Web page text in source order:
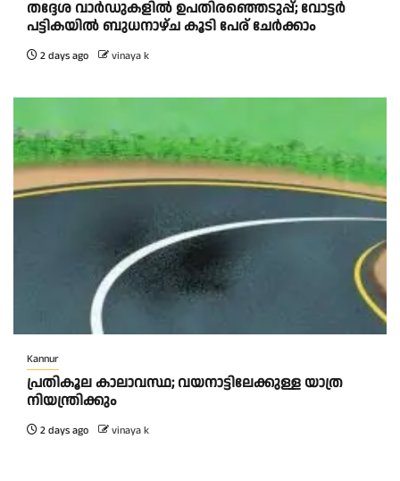
തദ്ദേശ വാർഡുകളിൽ ഉപതിരഞ്ഞെടുപ്പ്; വോട്ടർ
പട്ടികയിൽ ബുധനാഴ്ച കൂടി പേര് ചേർക്കാം
2 days ago vinaya k
Kannur
പ്രതികൂല കാലാവസ്ഥ; വയനാട്ടിലേക്കുള്ള യാത്ര
നിയന്ത്രിക്കും
2 days ago vinaya k